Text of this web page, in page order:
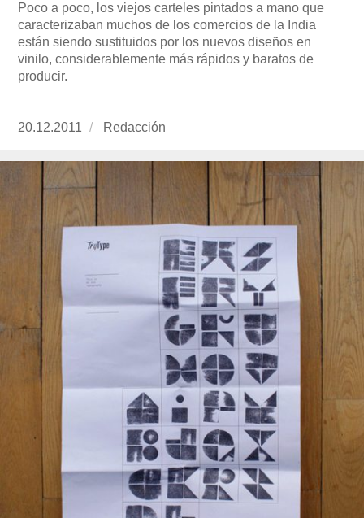
Poco a poco, los viejos carteles pintados a mano que
caracterizaban muchos de los comercios de la India
están siendo sustituidos por los nuevos diseños en
vinilo, considerablemente más rápidos y baratos de
producir.
Publicado
20.12.2011 https://www.experimenta.es/author/redaccion/
Redacción